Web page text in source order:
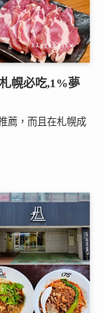
幌必吃,1%夢
薦，而且在札幌成